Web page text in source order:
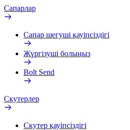
Сапарлар
Сапар шегуші қауіпсіздігі
Жүргізуші болыңыз
Bolt Send
Скутерлер
Скутер қауіпсіздігі